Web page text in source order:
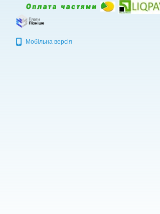
Мобільна версія